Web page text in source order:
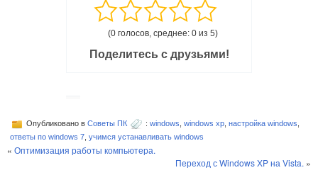
(0 голосов, среднее: 0 из 5)
Поделитесь с друзьями!
Опубликовано в Советы ПК : windows windows xp настройка windows
ответы по windows 7 учимся устанавливать windows
« Оптимизация работы компьютера.
Переход с Windows XP на Vista. »